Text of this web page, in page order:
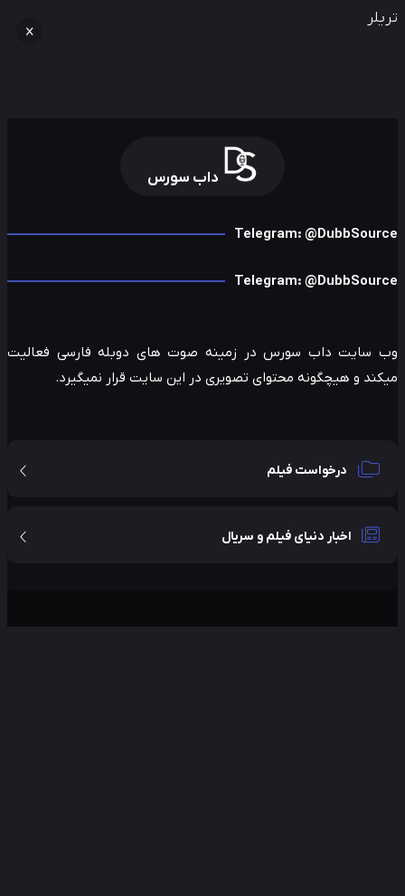
داب سورس
Telegram:
Telegram:
سایت داب سورس در زمینه صوت های دوبله فارسی فعالیت
و هیچگونه محتوای تصویری در این سایت قرار نمیگیرد.
درخواست فیلم
اخبار دنیای فیلم و سریال